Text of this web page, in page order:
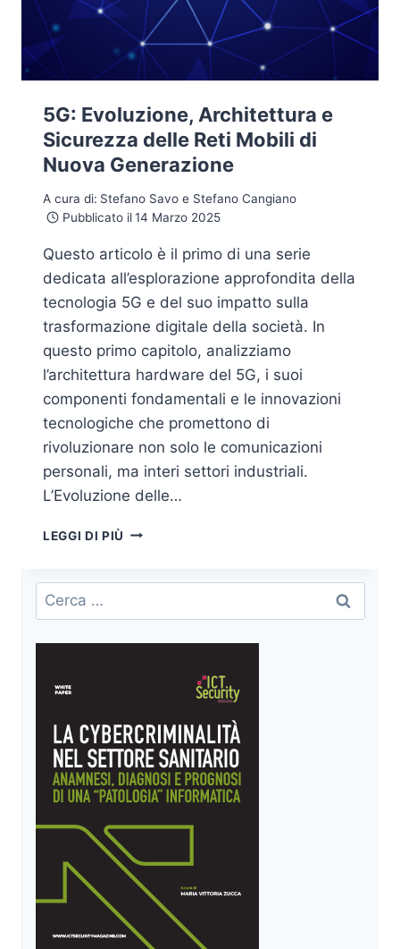
5G: Evoluzione, Architettura e
Sicurezza delle Reti Mobili di
Nuova Generazione
A cura di: Stefano Savo e Stefano Cangiano
Pubblicato il 14 Marzo 2025
Questo articolo è il primo di una serie
dedicata all’esplorazione approfondita della
tecnologia 5G e del suo impatto sulla
trasformazione digitale della società. In
questo primo capitolo, analizziamo
l’architettura hardware del 5G, i suoi
componenti fondamentali e le innovazioni
tecnologiche che promettono di
rivoluzionare non solo le comunicazioni
personali, ma interi settori industriali.
L’Evoluzione delle…
LEGGI DI PIÙ 5G:
E
RETI
Ricerca
per: